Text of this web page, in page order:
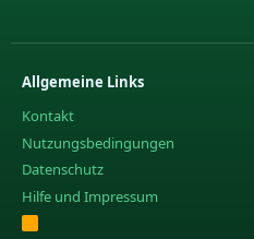
Allgemeine Links
Kontakt
Nutzungsbedingungen
Datenschutz
Hilfe und Impressum
R